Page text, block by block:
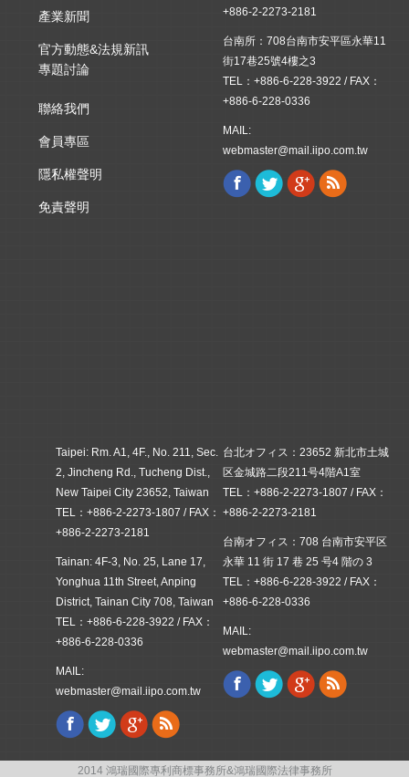
產業新聞
官方動態&法規新訊
專題討論
聯絡我們
會員專區
隱私權聲明
免責聲明
+886-2-2273-2181
台南所：708台南市安平區永華11
街17巷25號4樓之3
TEL：+886-6-228-3922 / FAX：
+886-6-228-0336
MAIL:
webmaster@mail.iipo.com.tw
Find us on:
Facebook
TwitterGoogle+
Rss
台北オフィス：23652 新北市土城
区金城路二段211号4階A1室
TEL：+886-2-2273-1807 / FAX：
+886-2-2273-2181
台南オフィス：708 台南市安平区
永華 11 街 17 巷 25 号4 階の 3
TEL：+886-6-228-3922 / FAX：
+886-6-228-0336
MAIL:
webmaster@mail.iipo.com.tw
Find us on:
Facebook
TwitterGoogle+
Rss
Taipei: Rm. A1, 4F., No. 211, Sec.
2, Jincheng Rd., Tucheng Dist.,
New Taipei City 23652, Taiwan
TEL：+886-2-2273-1807 / FAX：
+886-2-2273-2181
Tainan: 4F-3, No. 25, Lane 17,
Yonghua 11th Street, Anping
District, Tainan City 708, Taiwan
TEL：+886-6-228-3922 / FAX：
+886-6-228-0336
MAIL:
webmaster@mail.iipo.com.tw
Find us on:
Facebook
TwitterGoogle+
Rss
2014 鴻瑞國際專利商標事務所&鴻瑞國際法律事務所